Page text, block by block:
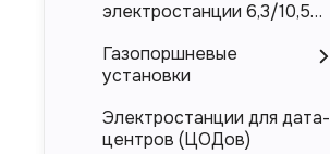
электростанции 6,3/10,5
Газопоршневые
установки
Электростанции для дата-
центров (ЦОДов)